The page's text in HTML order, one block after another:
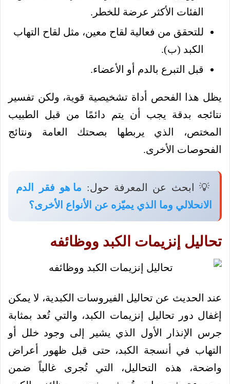
الفئات الأكثر عرضة للخطر.
للتحقق من فعالية لقاح معين، مثل لقاح التهاب
الكبد (ب).
قبل التبرع بالدم أو الأعضاء.
يظل هذا الفحص أداة تشخيصية قوية، ولكن تفسير
نتائجه بدقة يجب أن يتم دائمًا من قبل الطبيب
المختص، الذي يربطها بصحتك العامة ونتائج
الفحوصات الأخرى.
💡 ابحث عن المعرفة حول: ما هو فقر الدم
الانحلالي وما الذي يميّزه عن الأنواع الأخرى؟
تحاليل إنزيمات الكبد ووظائفه
عند الحديث عن تحاليل الفيروسات الكبدية، لا يمكن
إغفال دور تحاليل إنزيمات الكبد، والتي تُعد بمثابة
جرس الإنذار الأول الذي يشير إلى وجود خلل أو
التهاب في أنسجة الكبد، حتى قبل ظهور أعراض
واضحة، هذه التحاليل، التي تُجرى غالباً ضمن